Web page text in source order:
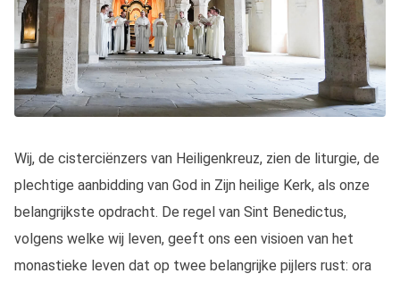
Wij, de cisterciënzers van Heiligenkreuz, zien de liturgie, de
plechtige aanbidding van God in Zijn heilige Kerk, als onze
belangrijkste opdracht. De regel van Sint Benedictus,
volgens welke wij leven, geeft ons een visioen van het
monastieke leven dat op twee belangrijke pijlers rust: ora